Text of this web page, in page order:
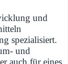
und
spezialisiert.
und
auch für eines